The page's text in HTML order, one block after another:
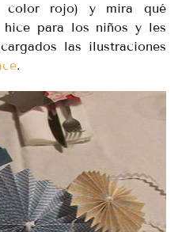
color rojo) y mira qué
para los niños y les
las ilustraciones
.